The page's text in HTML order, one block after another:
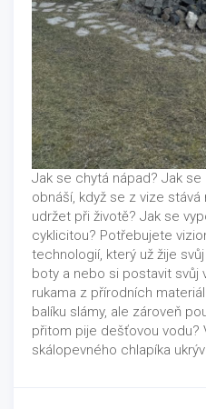
Jak se chytá nápad? Jak
obnáší, když se z vize stává
udržet při životě? Jak se
cyklicitou? Potřebujete
technologií, který už žije
boty a nebo si postavit svůj
rukama z přírodních
balíku slámy, ale zároveň
přitom pije dešťovou vodu?
skálopevného chlapíka